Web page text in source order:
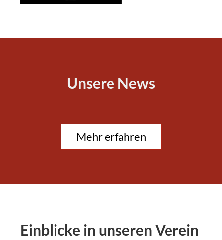
Unsere News
Mehr erfahren
Einblicke in unseren Verein